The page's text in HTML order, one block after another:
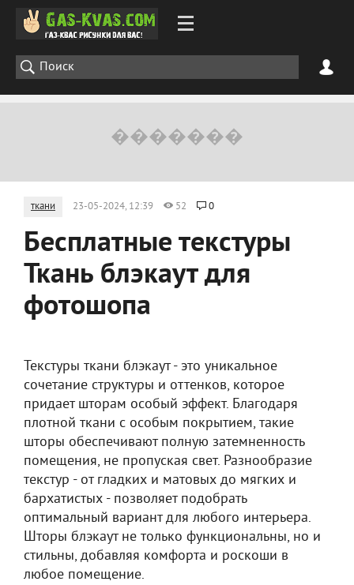
ткани 23-05-2024, 12:39 52 0
Бесплатные текстуры
Ткань блэкаут для
фотошопа
Текстуры ткани блэкаут - это уникальное
сочетание структуры и оттенков, которое
придает шторам особый эффект. Благодаря
плотной ткани с особым покрытием, такие
шторы обеспечивают полную затемненность
помещения, не пропуская свет. Разнообразие
текстур - от гладких и матовых до мягких и
бархатистых - позволяет подобрать
оптимальный вариант для любого интерьера.
Шторы блэкаут не только функциональны, но и
стильны, добавляя комфорта и роскоши в
любое помещение.